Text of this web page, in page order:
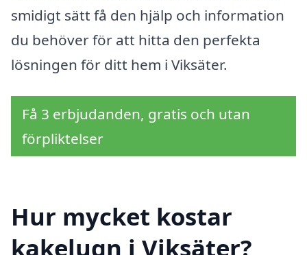
smidigt sätt få den hjälp och information
du behöver för att hitta den perfekta
lösningen för ditt hem i Viksäter.
Få 3 erbjudanden, gratis och utan
förpliktelser
Hur mycket kostar
kakelugn i Viksäter?